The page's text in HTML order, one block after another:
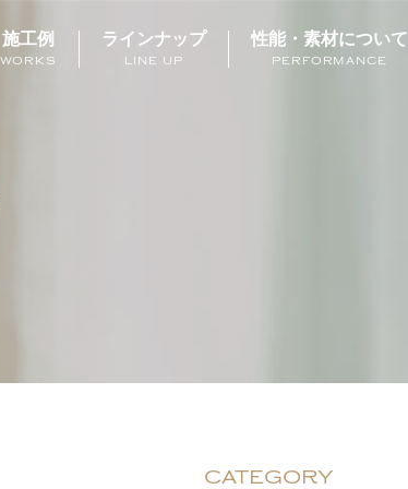
施工例
WORKS
ラインナップ
LINE UP
性能・素材について
PERFORMANCE
CATEGORY